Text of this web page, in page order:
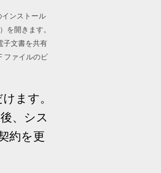
ンストール
を開きます。
子文書を共有
ファイルのビ
ます。
、シス
約を更